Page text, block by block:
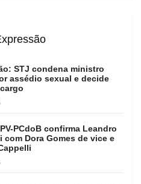
STJ condena ministro
assédio sexual e decide
PCdoB confirma Leandro
com Dora Gomes de vice e